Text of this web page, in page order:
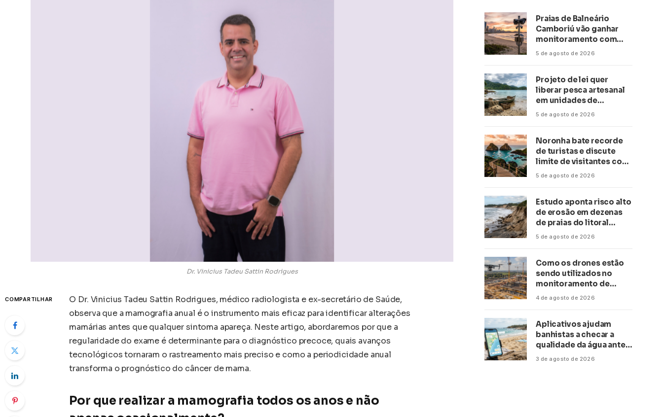
Dr. Vinicius Tadeu Sattin Rodrigues
COMPARTILHAR
O Dr. Vinicius Tadeu Sattin Rodrigues, médico radiologista e ex-secretário de Saúde,
observa que a mamografia anual é o instrumento mais eficaz para identificar alterações
mamárias antes que qualquer sintoma apareça. Neste artigo, abordaremos por que a
regularidade do exame é determinante para o diagnóstico precoce, quais avanços
tecnológicos tornaram o rastreamento mais preciso e como a periodicidade anual
transforma o prognóstico do câncer de mama.
Por que realizar a mamografia todos os anos e não
Praias de Balneário
Camboriú vão ganhar
monitoramento com
inteligência artificial
5 de agosto de 2026
Projeto de lei quer
liberar pesca artesanal
em unidades de
conservação
5 de agosto de 2026
Noronha bate recorde
de turistas e discute
limite de visitantes com
a Anac
5 de agosto de 2026
Estudo aponta risco alto
de erosão em dezenas
de praias do litoral
paulista
5 de agosto de 2026
Como os drones estão
sendo utilizados no
monitoramento de
obras de grande porte?
4 de agosto de 2026
Aplicativos ajudam
banhistas a checar a
qualidade da água antes
de ir à praia
3 de agosto de 2026